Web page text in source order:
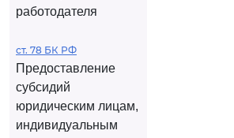
работодателя
ст. 78 БК РФ
Предоставление
субсидий
юридическим лицам,
индивидуальным